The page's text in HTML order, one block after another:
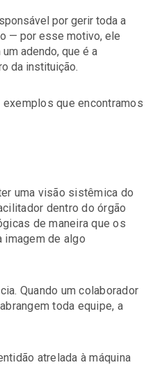
por gerir toda a
— por esse motivo, ele
adendo, que é a
da instituição.
que encontramos
uma visão sistêmica do
dentro do órgão
de maneira que os
imagem de algo
Quando um colaborador
toda equipe, a
atrelada à máquina